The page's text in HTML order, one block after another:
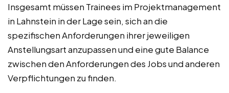
Insgesamt müssen Trainees im Projektmanagement
in Lahnstein in der Lage sein, sich an die
spezifischen Anforderungen ihrer jeweiligen
Anstellungsart anzupassen und eine gute Balance
zwischen den Anforderungen des Jobs und anderen
Verpflichtungen zu finden.